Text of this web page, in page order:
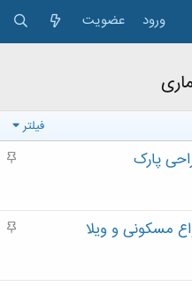
ورود عضویت
فیلتر
م
پارک
م
مسکونی و ویلا